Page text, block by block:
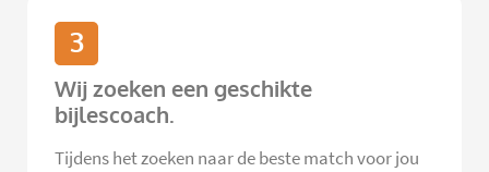
3
Wij zoeken een geschikte
bijlescoach.
Tijdens het zoeken naar de beste match voor jou